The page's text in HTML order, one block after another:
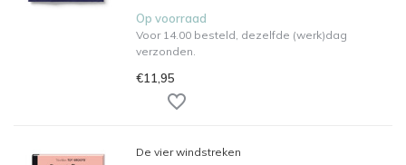
Op voorraad
Voor 14.00 besteld, dezelfde (werk)dag
verzonden.
€11,95
De vier windstreken